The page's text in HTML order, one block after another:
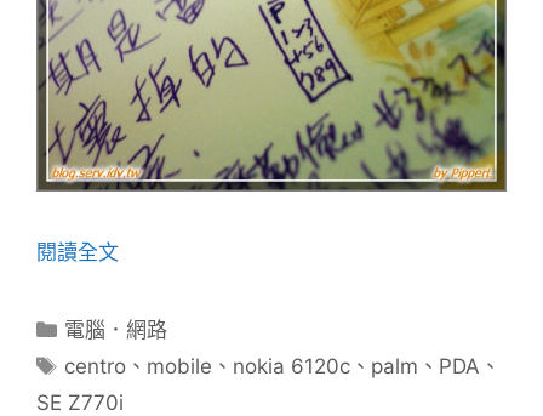
閱讀全文
分
電腦．網路
標
籤
centro 、 mobile 、 nokia 6120c 、 palm 、 PDA 、
SE Z770i